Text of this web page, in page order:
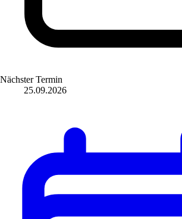
Nächster Termin
25.09.2026